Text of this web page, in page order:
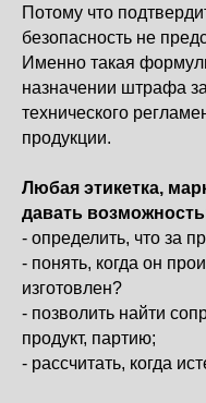
Потому что
безопасность не
Именно такая
назначении штрафа
технического
продукции.
Любая этикетка,
давать
- определить, что за
- понять, когда он
изготовлен?
- позволить найти
продукт, партию;
- рассчитать, когда